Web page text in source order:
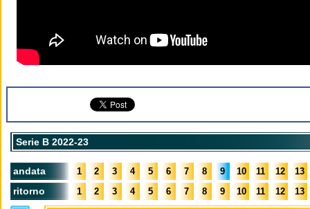
Serie B 2022-23
andata 1 2 3 4 5 6 7 8 9 10 11 12 13
ritorno 1 2 3 4 5 6 7 8 9 10 11 12 13